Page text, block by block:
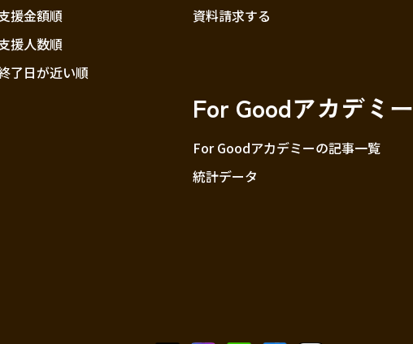
援金額順
援人数順
了日が近い順
資料請求する
For Goodアカデミー
For Goodアカデミーの記事一覧
統計データ